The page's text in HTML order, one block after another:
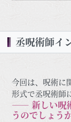
丞呪術師イ
今回は、呪術に
形式で丞呪術師
―― 新しい呪
うのでしょう